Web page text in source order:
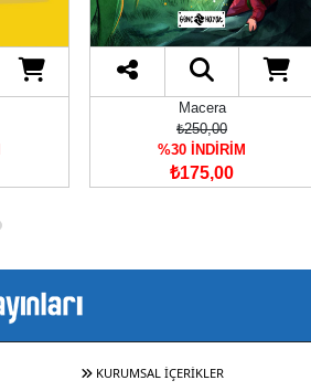
Macera
₺250,00
%30 İNDİRİM
₺175,00
KURUMSAL İÇERİKLER